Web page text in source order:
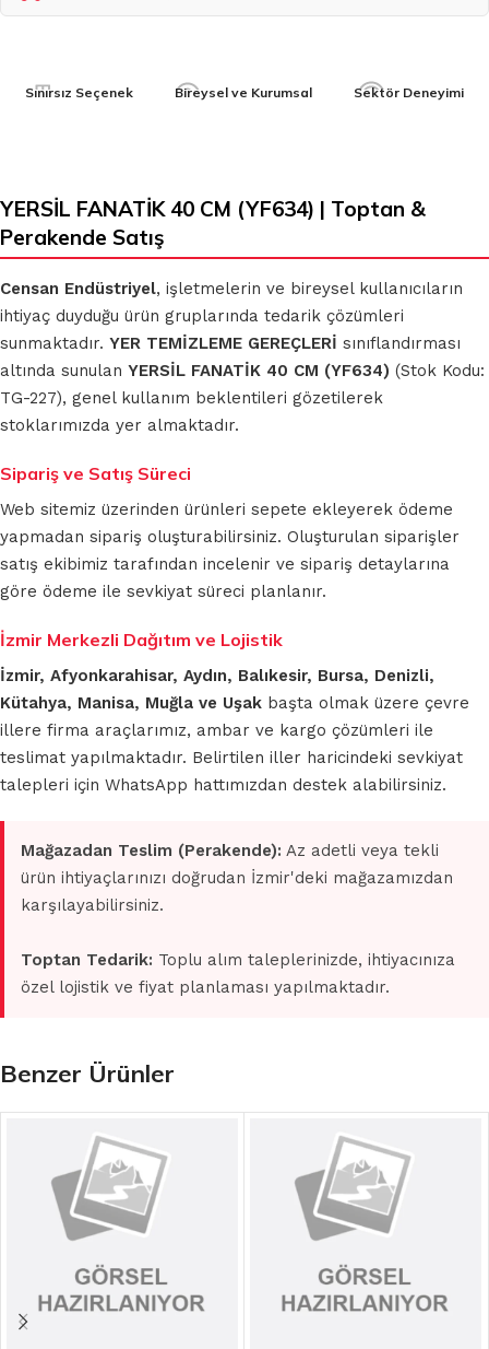
Sınırsız Seçenek Bireysel ve Kurumsal Sektör Deneyimi
YERSİL FANATİK 40 CM (YF634) | Toptan &
Perakende Satış
Censan Endüstriyel, işletmelerin ve bireysel kullanıcıların
ihtiyaç duyduğu ürün gruplarında tedarik çözümleri
sunmaktadır. YER TEMİZLEME GEREÇLERİ sınıflandırması
altında sunulan YERSİL FANATİK 40 CM (YF634) (Stok Kodu:
TG-227), genel kullanım beklentileri gözetilerek
stoklarımızda yer almaktadır.
Sipariş ve Satış Süreci
Web sitemiz üzerinden ürünleri sepete ekleyerek ödeme
yapmadan sipariş oluşturabilirsiniz. Oluşturulan siparişler
satış ekibimiz tarafından incelenir ve sipariş detaylarına
göre ödeme ile sevkiyat süreci planlanır.
İzmir Merkezli Dağıtım ve Lojistik
İzmir, Afyonkarahisar, Aydın, Balıkesir, Bursa, Denizli,
Kütahya, Manisa, Muğla ve Uşak başta olmak üzere çevre
illere firma araçlarımız, ambar ve kargo çözümleri ile
teslimat yapılmaktadır. Belirtilen iller haricindeki sevkiyat
talepleri için WhatsApp hattımızdan destek alabilirsiniz.
Mağazadan Teslim (Perakende): Az adetli veya tekli
ürün ihtiyaçlarınızı doğrudan İzmir'deki mağazamızdan
karşılayabilirsiniz.
Toptan Tedarik: Toplu alım taleplerinizde, ihtiyacınıza
özel lojistik ve fiyat planlaması yapılmaktadır.
Benzer Ürünler